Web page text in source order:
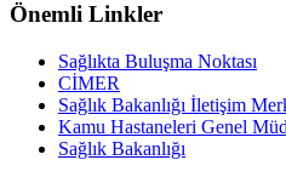
Önemli Linkler
Sağlıkta Buluşma Noktası
CİMER
Sağlık Bakanlığı İletişim
Kamu Hastaneleri Genel
Sağlık Bakanlığı